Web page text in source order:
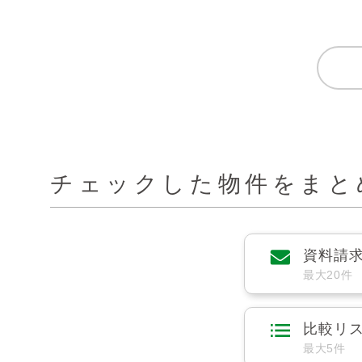
チェックした物件をまと
資料請
最大20件
比較リ
最大5件